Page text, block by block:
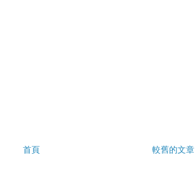
較舊的文章
首頁